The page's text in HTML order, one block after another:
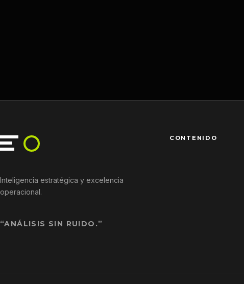
Inteligencia estratégica y excelencia
operacional.
“ANÁLISIS SIN RUIDO.”
CONTENIDO